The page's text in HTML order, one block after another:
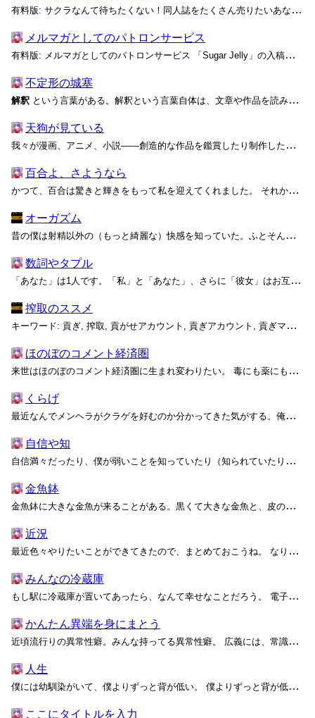
有料版: サクラなんて待ちたくない！同人誌をたくさん売りたいあなたが知りたい爆売れ最短マップ あなたは、同人活動をしていますか？ では、同人誌を発行したことはありますか？ その同人誌を、即売会で頒布したことは？ 近年、多くの人が同人誌を発行しています。漫画、イラスト、小説...
メルマガとしてのパトロンサービス
有料版: メルマガとしてのパトロンサービス 「Sugar Jelly」の入稿を終えてから、色々とぼんやりと考えることが増えてきた。 入稿を終えて――とは言ったものの、別に毎日コンスタントに原稿に取り組んでいたわけではない（もしそうなら、もっと長大な作品にできたろう）。けれど、...
不定形の城塞
解釈 という言葉がある。解釈という言葉自体は、文章や作品を読み取って理解する取り組みや、そこで得られた内容を指している。 ただし、実際にはその用法は多岐にわたる。非常に強い権威を与えているように見せかけて、その運用は非常に稚拙ということも多い。...
天狗が見ている
我々が漫画、アニメ、小説――創造的な作品を鑑賞したり制作したりするにあたって、最初に到達するのは、「面白さ」の絶対性という誤謬です。 あなたの周りに、こういった考えを持っている人はいませんか？ このような発想は、作品の「面白さ」が作品自身で完結しており、さらに作品固有の絶対量...
百合よ、さようなら
かつて、百合は驚きと輝きをもって私を迎えてくれました。 それからやや経って、百合に対する大げさな「概念言葉」とでも言うべき表現が広まる様子を眺めながら、「百合」とは何なのかと考える機会がありました。そして、シスジェンダー女性同士の関係にこだわる無意味さについて言及を続け、いつの...
オーガズム
昔の僕は射精以外の（もっと綺麗な）快感を知っていた。ふとそんなことを思い出す。 中学生の頃だから、随分昔になる。 同じクラスに西田くんという男子がいた。僕より少し背が高く、夏になるたびよく日に焼けていた。勉強は真ん中くらいの成績で、代わりに野球がとても上手かった気がする。とは...
数詞やタプル
「あなた」は1人です。「私」と「あなた」、さらに「彼女」はお互いに区別されなければなりません。区別できないのなら、あなたに付けられた名前はおそらく無意味です。区別できない複数のmonadをまとめて新しい名前を付けるべきでしょう。 「私」と「あなた」の2人に対しては、性愛関係であ...
搾取のススメ
キーワード: 貢ぎ, 搾取, 貢がせアカウント, 貢ぎアカウント, 貢ぎマゾ, 証明のジレンマ, 惨めな物乞い, 監視カメラの部屋
ほのぼのコメント経済圏
来世はほのぼのコメント経済圏に生まれ変わりたい。 毒にも薬にもならない可愛いイラストを描いて、ほのぼのコメントをもらうんだ。そうして誰かにほのぼのを届けた気になって、誰かが死んでいくのを鈍った感覚で見守るんだ。 誹謗や中傷はありえないし、皮肉や悪意も存在しない。犯罪なんて起こ...
くらげ
最近なんでメンヘラがクラゲを好むのか分かってきた気がする。俺がメンヘラになったのかも分からん。 クラゲのふわふわ感は良いものなんだ。ずっと見ているとふわふわになれる。スケスケで生存も危うそうなやつがなぜか泳いでいる。すごい。 食用のニクアツクラゲは危うさがない。泳ぎもたぶん速...
自信や知
自信満々だったり、僕が弱いことを知っていたり（知られていたり）するのがたまらなく好き。つまり、自分の価値を自覚しているロリはそういないということだ。反面、自分の価値を分かっているJKはたくさんいる。なぜ？ 肉体的な性的魅力のパラメータはほとんど意味がないのだろう。胸や尻、脚や制...
金魚鉢
金魚鉢に大きな金魚が来ることがある。黒くて大きな金魚と、皮の厚い金魚の糞と、それに群がるバクテリア。水が濁って嫌な臭いがした。 金魚の糞が私に降り掛かってくる。残された小さな場所で、小さな金魚は精一杯生きようとした。でも、金魚鉢からは出られない。 大きな金魚がいなくなると、や...
近況
最近色々やりたいことができてきたので、まとめておこうね。 なりたい。 あれってどうやったらなれるんですかね。 起業してからしばらくはめっちゃ尽力して、会社がデカくなってからは創業者として楽に文句言える席を必死に確保するみたいな話なのかな。アイディア早押し勝負みたいな感じで。...
みんなの冷蔵庫
もし駅に冷蔵庫が置いてあったら、なんて幸せなことだろう。 電子レンジと、湯沸し器と、それにテレビが一緒にあったらもっといい。 それらを全部、24時間いつでも使えるようにしてほしい。 なぁ、良い提案だろう？ みんなが使える耐久財が、みんなが使いやすい状態で置いてあるんだ。 ...
かんたん異端を身にまとう
近頃流行りの異常性癖。みんな持ってる異常性癖。 広義には、常識的な性道徳や社会通念から逸脱した性的嗜好（せいてきしこう）を指す。ただし、性道徳や社会通念は抽象的な概念であることから、その基準や境界線は時代や文化、個人の価値観によって多様な解釈や定義が存在している。また、それらの...
人生
僕には幼馴染がいて、僕よりずっと背が低い。 僕よりずっと背が低いのに、いつもお姉さんぶっていた。僕よりも1つ年上だから。 親同士の集まりをこっそり抜け出し、いつもふたりで遊んでいた。 女の子は男の子より成長が早いとはいうけど、彼女が僕の背を抜くことはなかった。 偉そうにし...
ここにタイトルを入力